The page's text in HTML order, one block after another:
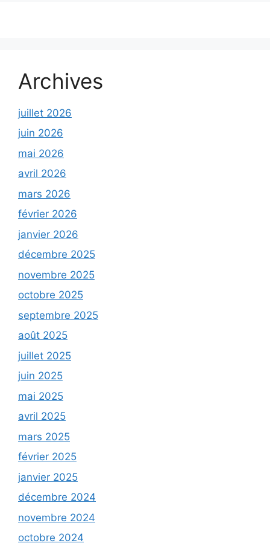
Archives
juillet 2026
juin 2026
mai 2026
avril 2026
mars 2026
février 2026
janvier 2026
décembre 2025
novembre 2025
octobre 2025
septembre 2025
août 2025
juillet 2025
juin 2025
mai 2025
avril 2025
mars 2025
février 2025
janvier 2025
décembre 2024
novembre 2024
octobre 2024